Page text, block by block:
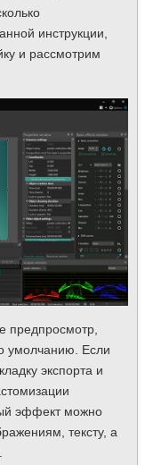
инструкции,
и рассмотрим
предпросмотр,
умолчанию. Если
экспорта и
эффект можно
тексту, а